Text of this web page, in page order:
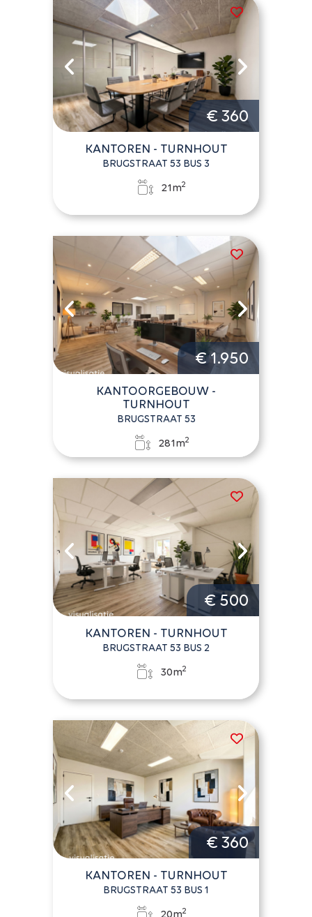
€ 360
KANTOREN - TURNHOUT
BRUGSTRAAT 53 BUS 3
21m2
€ 1.950
KANTOORGEBOUW -
TURNHOUT
BRUGSTRAAT 53
281m2
€ 500
KANTOREN - TURNHOUT
BRUGSTRAAT 53 BUS 2
30m2
€ 360
KANTOREN - TURNHOUT
BRUGSTRAAT 53 BUS 1
20m2